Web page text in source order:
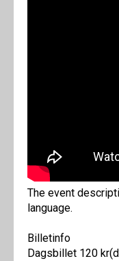
The event
language.
Billetinfo
Dagsbillet 120